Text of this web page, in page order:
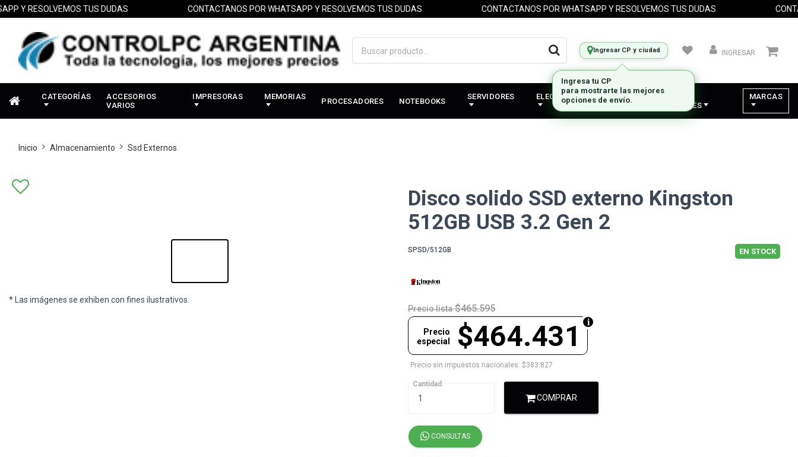
RESOLVEMOS TUS DUDAS CONTACTANOS POR WHATSAPP Y RESOLVEMOS TUS DUDAS CONTACTANOS POR WHATSAPP Y RESOLVEMOS TUS DUDAS
Ingresar CP y ciudad INGRESAR
CATEGORÍAS
ACCESORIOS
VARIOS
IMPRESORAS MEMORIAS PROCESADORES NOTEBOOKS SERVIDORES ELECTRODOMESTICOS
VARIOS -
COMPONENTES
MARCAS
Inicio Almacenamiento Ssd Externos
* Las imágenes se exhiben con fines ilustrativos.
Disco solido SSD externo Kingston
512GB USB 3.2 Gen 2
SPSD/512GB EN STOCK
Precio lista $465.595
$464.431
Precio
especial
Precio sin impuestos nacionales: $383.827
Cantidad
COMPRAR
CONSULTAS
Ingresa tu CP
para mostrarte las mejores
opciones de envío.